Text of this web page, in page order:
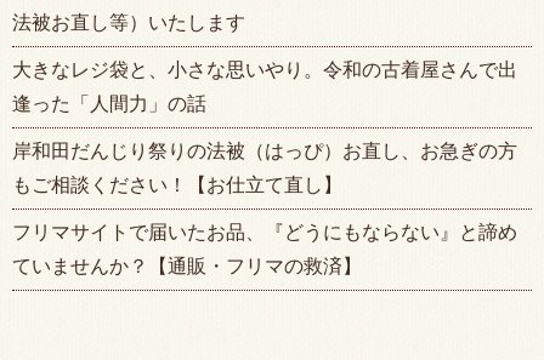
法被お直し等）いたします
大きなレジ袋と、小さな思いやり。令和の古着屋さんで出
逢った「人間力」の話
岸和田だんじり祭りの法被（はっぴ）お直し、お急ぎの方
もご相談ください！【お仕立て直し】
フリマサイトで届いたお品、『どうにもならない』と諦め
ていませんか？【通販・フリマの救済】